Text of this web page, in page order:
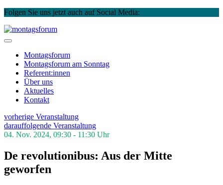
Folgen Sie uns jetzt auch auf Social Media:
Skip
to
Montagsforum
Montagsforum am Sonntag
Referent:innen
Über uns
Aktuelles
Kontakt
vorherige Veranstaltung
darauffolgende Veranstaltung
04. Nov. 2024, 09:30 - 11:30 Uhr
De revolutionibus: Aus der Mitte
geworfen